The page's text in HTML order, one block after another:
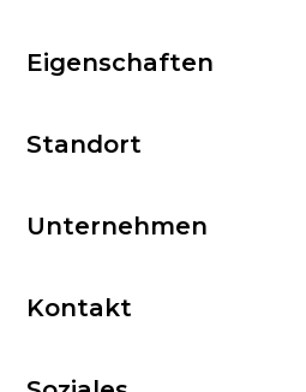
Eigenschaften
Standort
Unternehmen
Kontakt